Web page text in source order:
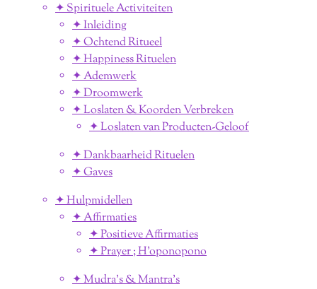
✦ Spirituele Activiteiten
✦ Inleiding
✦ Ochtend Ritueel
✦ Happiness Rituelen
✦ Ademwerk
✦ Droomwerk
✦ Loslaten & Koorden Verbreken
✦ Loslaten van Producten-Geloof
✦ Dankbaarheid Rituelen
✦ Gaves
✦ Hulpmidellen
✦ Affirmaties
✦ Positieve Affirmaties
✦ Prayer ; H'oponopono
✦ Mudra's & Mantra's